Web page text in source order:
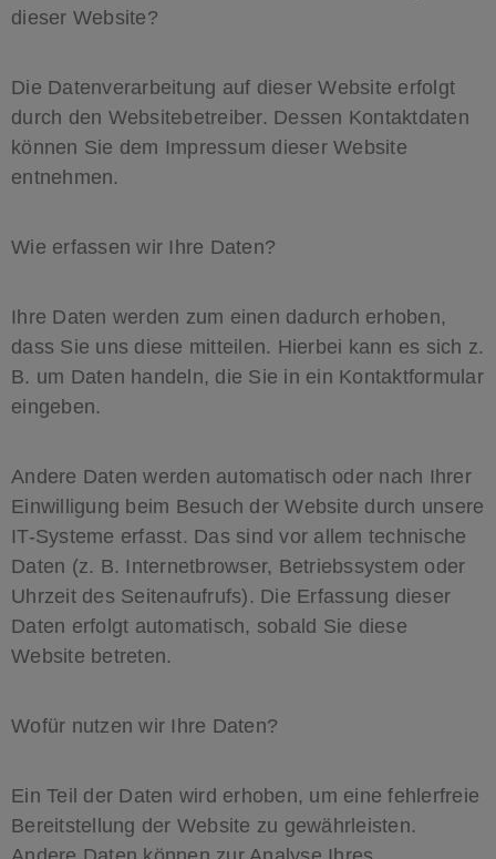
dieser Website?
Die Datenverarbeitung auf dieser Website erfolgt
durch den Websitebetreiber. Dessen Kontaktdaten
können Sie dem Impressum dieser Website
entnehmen.
Wie erfassen wir Ihre Daten?
Ihre Daten werden zum einen dadurch erhoben,
dass Sie uns diese mitteilen. Hierbei kann es sich z.
B. um Daten handeln, die Sie in ein Kontaktformular
eingeben.
Andere Daten werden automatisch oder nach Ihrer
Einwilligung beim Besuch der Website durch unsere
IT-Systeme erfasst. Das sind vor allem technische
Daten (z. B. Internetbrowser, Betriebssystem oder
Uhrzeit des Seitenaufrufs). Die Erfassung dieser
Daten erfolgt automatisch, sobald Sie diese
Website betreten.
Wofür nutzen wir Ihre Daten?
Ein Teil der Daten wird erhoben, um eine fehlerfreie
Bereitstellung der Website zu gewährleisten.